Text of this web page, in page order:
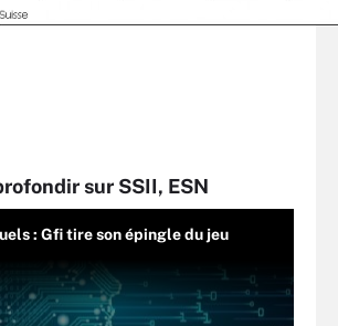
sur SSII, ESN
: Gfi tire son épingle du jeu